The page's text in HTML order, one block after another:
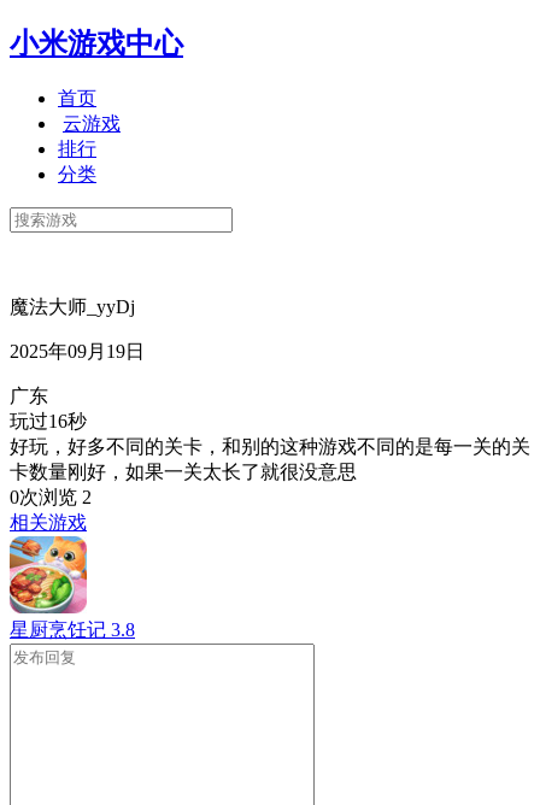
小米游戏中心
首页
云游戏
排行
分类
魔法大师_yyDj
2025年09月19日
广东
玩过16秒
好玩，好多不同的关卡，和别的这种游戏不同的是每一关的关
卡数量刚好，如果一关太长了就很没意思
0次浏览 2
相关游戏
星厨烹饪记 3.8